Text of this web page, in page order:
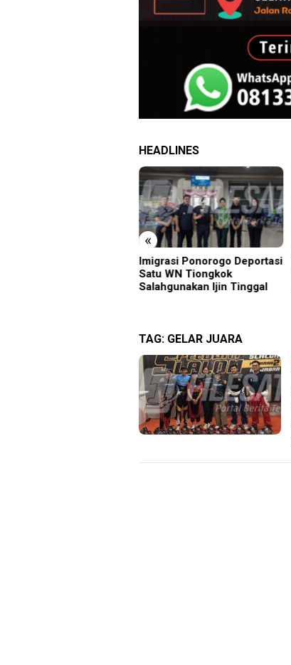
HEADLINES
«
Imigrasi Ponorogo Deportasi
Satu WN Tiongkok
Salahgunakan Ijin Tinggal
TAG: GELAR JUARA